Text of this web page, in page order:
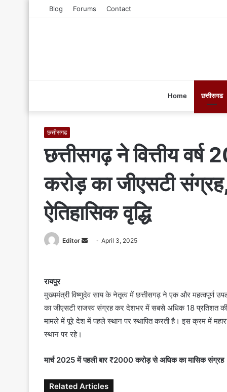
Blog Forums Contact
Home छत्तीसगढ
छत्तीसगढ
छत्तीसगढ़ ने वित्तीय
करोड़ का जीएसटी
ऐतिहासिक वृद्धि
Editor
m
l
April 3, 2025
रायपुर
मुख्यमंत्री विष्णुदेव साय के नेतृत्व में छत्तीसगढ़ ने एक और महत्वपूर्ण
का जीएसटी राजस्व संग्रह कर देशभर में सबसे अधिक 18 प्रतिशत की
मामले में पूरे देश में पहले स्थान पर स्थापित करती है। इस क्रम में
स्थान पर रहे।
मार्च 2025 में पहली बार ₹2000 करोड़ से अधिक का मासिक संग्रह
Related Articles